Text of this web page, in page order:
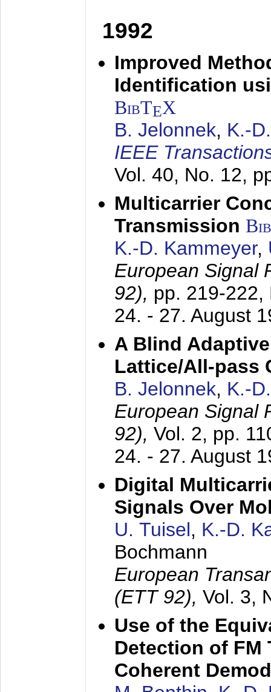
1992
Improved
Identification
BibTEX
B. Jelonnek, K.-
IEEE
Vol. 40, No. 12,
Multicarrier
Transmission
K.-D. Kammeyer,
European Signal
92), pp. 219-222,
24. - 27. August
A Blind
Lattice/All-pass
B. Jelonnek, K.-
European Signal
92), Vol. 2, pp.
24. - 27. August
Digital
Signals Over
U. Tuisel, K.-D.
Bochmann
European
(ETT 92), Vol. 3,
Use of the
Detection of FM
Coherent